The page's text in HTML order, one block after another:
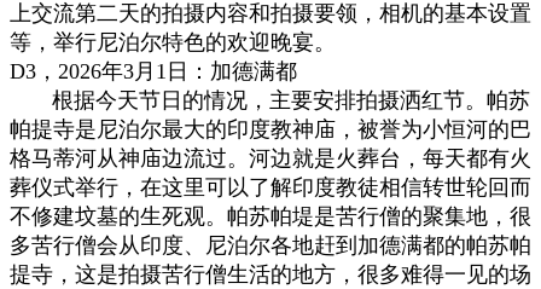
上交流第二天的拍摄内容和拍摄要领，相机的基本设置
等，举行尼泊尔特色的欢迎晚宴。
D3，2026年3月1日：加德满都
根据今天节日的情况，主要安排拍摄洒红节。帕苏
帕提寺是尼泊尔最大的印度教神庙，被誉为小恒河的巴
格马蒂河从神庙边流过。河边就是火葬台，每天都有火
葬仪式举行，在这里可以了解印度教徒相信转世轮回而
不修建坟墓的生死观。帕苏帕堤是苦行僧的聚集地，很
多苦行僧会从印度、尼泊尔各地赶到加德满都的帕苏帕
提寺，这是拍摄苦行僧生活的地方，很多难得一见的场